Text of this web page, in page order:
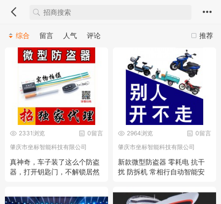
推荐
综合 留言 人气 评论
0留言
2331浏览
肇庆市坐标智能科技有限公司
真神奇，车子装了这么个防盗
器，打开钥匙门，不解锁居然
0留言
2964浏览
肇庆市坐标智能科技有限公司
新款微型防盗器 零耗电 抗干
扰 防拆机 常相行自动智能安